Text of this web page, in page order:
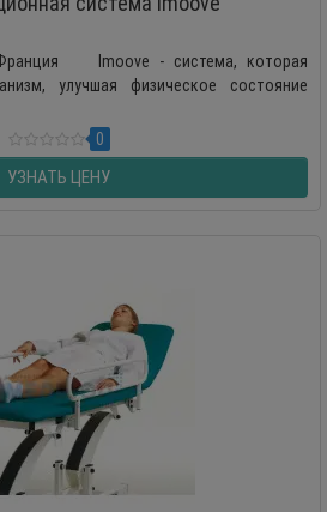
Франция Imoove - система, которая
улучшая физическое состояние
0
УЗНАТЬ ЦЕНУ